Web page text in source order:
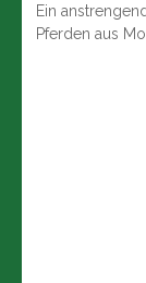
Ein
Pferden aus